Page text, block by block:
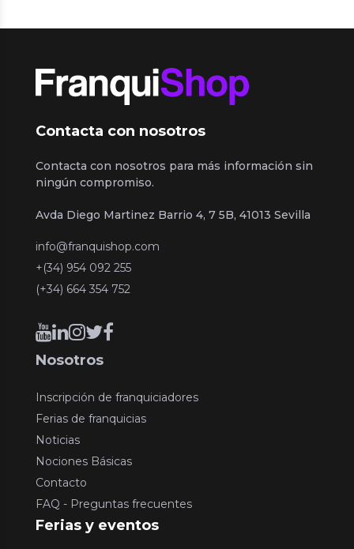
Contacta con nosotros
Contacta con nosotros para más información sin
ningún compromiso.
Avda Diego Martinez Barrio 4, 7 5B, 41013 Sevilla
info@franquishop.com
+(34) 954 092 255
(+34) 664 354 752
Nosotros
Inscripción de franquiciadores
Ferias de franquicias
Noticias
Nociones Básicas
Contacto
FAQ - Preguntas frecuentes
Ferias y eventos